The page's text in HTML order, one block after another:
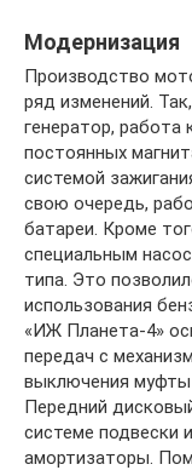
Модернизация
Производство
ряд изменений.
генератор, работа
постоянных
системой
свою очередь,
батареи. Кроме
специальным
типа. Это
использования
«ИЖ Планета-4»
передач с
выключения
Передний
системе подвески
амортизаторы.